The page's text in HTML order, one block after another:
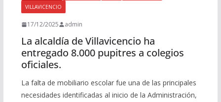
VILLAVICENCIO
17/12/2025 admin
La alcaldía de Villavicencio ha
entregado 8.000 pupitres a colegios
oficiales.
La falta de mobiliario escolar fue una de las principales
necesidades identificadas al inicio de la Administración,